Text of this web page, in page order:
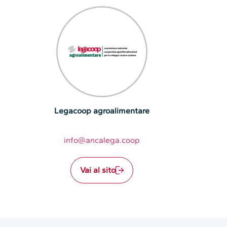
Legacoop agroalimentare
info@ancalega.coop
Vai al sito